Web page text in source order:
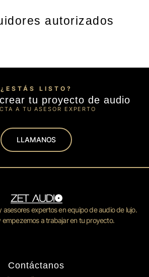
autorizados
¿ESTÁS LISTO?
tu proyecto de audio
A TU ASESOR EXPERTO
LLAMANOS
asesores expertos en equipo de audio de lujo.
empezemos a trabajar en tu proyecto.
Contáctanos